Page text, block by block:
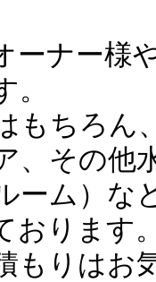
ーナー様
もちろん
、その
ーム）な
おります
もりはお